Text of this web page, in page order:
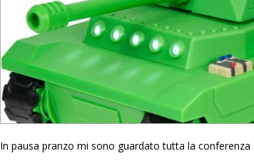
In pausa pranzo mi sono guardato tutta la conferenza